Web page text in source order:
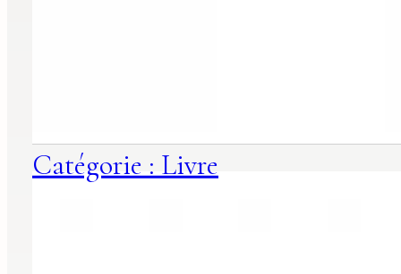
Catégorie : Livre